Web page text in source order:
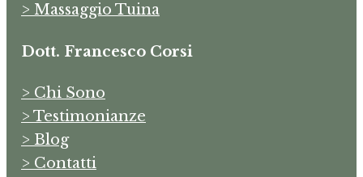
> Massaggio Tuina
Dott. Francesco Corsi
> Chi Sono
> Testimonianze
> Blog
> Contatti